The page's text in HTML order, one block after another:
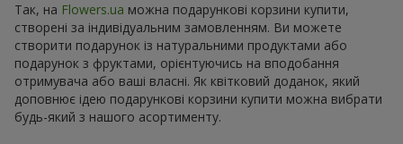
Так, на Flowers.ua можна подарункові корзини купити,
створені за індивідуальним замовленням. Ви можете
створити подарунок із натуральними продуктами або
подарунок з фруктами, орієнтуючись на вподобання
отримувача або ваші власні. Як квітковий доданок, який
доповнює ідею подарункові корзини купити можна вибрати
будь-який з нашого асортименту.